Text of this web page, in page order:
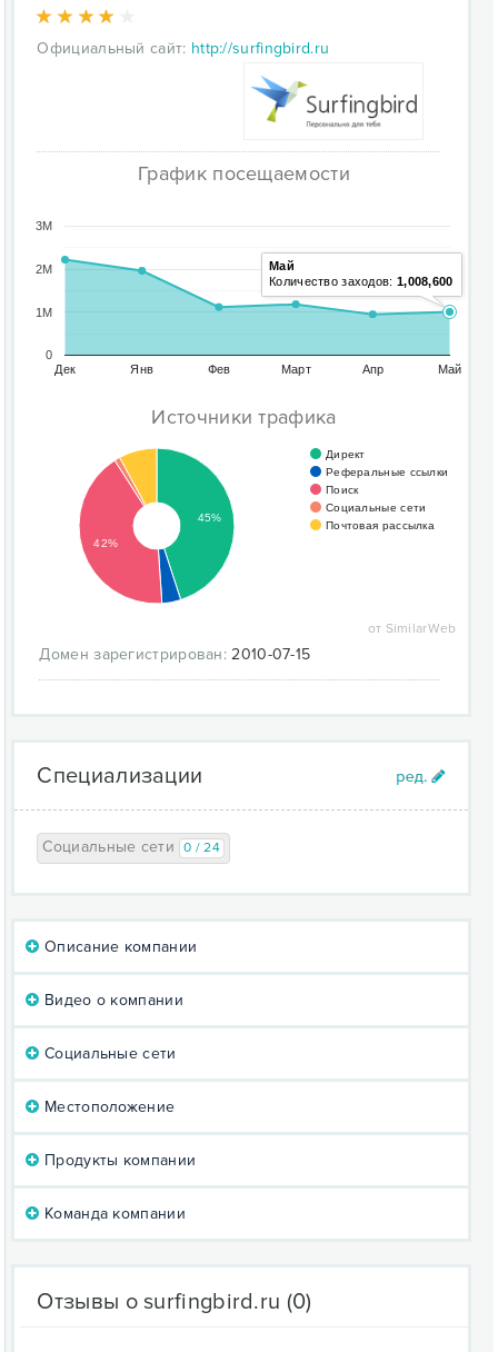
Официальный сайт: http://surfingbird.ru
График посещаемости
Дек Янв Фев Март Апр Май
0
1M
2M
3M
Май
Количество заходов: 1,008,600
Источники трафика
Директ
Реферальные ссылки
Поиск
Социальные сети
Почтовая рассылка
45%
42%
от SimilarWeb
Домен зарегистрирован: 2010-07-15
Специализации
Социальные сети 0 / 24
Описание компании
Видео о компании
Социальные сети
Местоположение
Продукты компании
Команда компании
Отзывы о surfingbird.ru (0)